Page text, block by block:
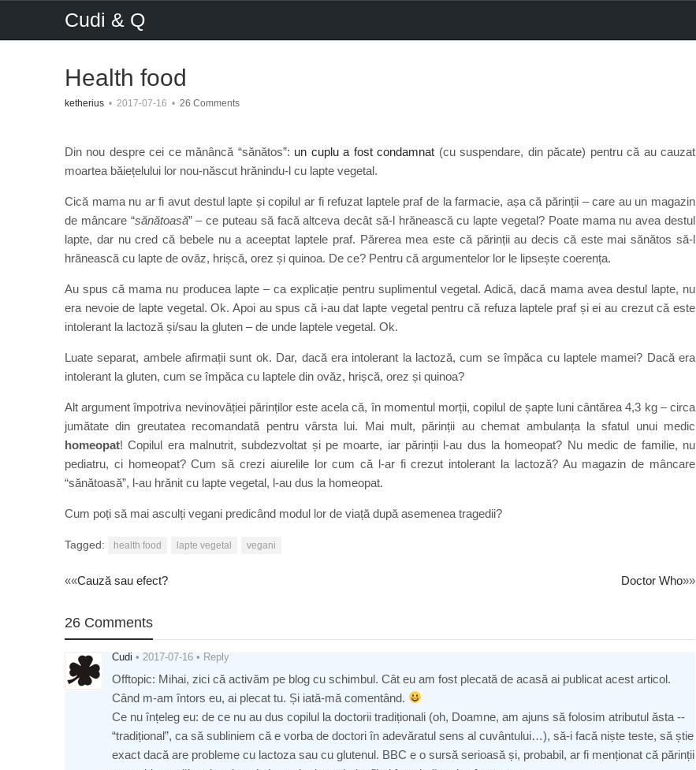
Cudi & Q
Health food
ketherius • 2017-07-16 • 26 Comments
Din nou despre cei ce mănâncă “sănătos”: un cuplu a fost condamnat (cu suspendare, din păcate) pentru că au cauzat
moartea băiețelului lor nou-născut hrănindu-l cu lapte vegetal.
Cică mama nu ar fi avut destul lapte și copilul ar fi refuzat laptele praf de la farmacie, așa că părinții – care au un magazin
de mâncare “sănătoasă” – ce puteau să facă altceva decât să-l hrănească cu lapte vegetal? Poate mama nu avea destul
lapte, dar nu cred că bebele nu a aceeptat laptele praf. Părerea mea este că părinții au decis că este mai sănătos să-l
hrănească cu lapte de ovăz, hrișcă, orez și quinoa. De ce? Pentru că argumentelor lor le lipsește coerența.
Au spus că mama nu producea lapte – ca explicație pentru suplimentul vegetal. Adică, dacă mama avea destul lapte, nu
era nevoie de lapte vegetal. Ok. Apoi au spus că i-au dat lapte vegetal pentru că refuza laptele praf și ei au crezut că este
intolerant la lactoză și/sau la gluten – de unde laptele vegetal. Ok.
Luate separat, ambele afirmații sunt ok. Dar, dacă era intolerant la lactoză, cum se împăca cu laptele mamei? Dacă era
intolerant la gluten, cum se împăca cu laptele din ovăz, hrișcă, orez și quinoa?
Alt argument împotriva nevinovăției părinților este acela că, în momentul morții, copilul de șapte luni cântărea 4,3 kg – circa
jumătate din greutatea recomandată pentru vârsta lui. Mai mult, părinții au chemat ambulanța la sfatul unui medic
homeopat! Copilul era malnutrit, subdezvoltat și pe moarte, iar părinții l-au dus la homeopat? Nu medic de familie, nu
pediatru, ci homeopat? Cum să crezi aiurelile lor cum că l-ar fi crezut intolerant la lactoză? Au magazin de mâncare
“sănătoasă”, l-au hrănit cu lapte vegetal, l-au dus la homeopat.
Cum poți să mai asculți vegani predicând modul lor de viață după asemenea tragedii?
Tagged: health food lapte vegetal vegani
Post
navigation
««Cauză sau efect? Doctor Who»»
26 Comments
Cudi • 2017-07-16 • Reply
Offtopic: Mihai, zici că activăm pe blog cu schimbul. Cât eu am fost plecată de acasă ai publicat acest articol.
Când m-am întors eu, ai plecat tu. Și iată-mă comentând.
Ce nu înțeleg eu: de ce nu au dus copilul la doctorii tradiționali (oh, Doamne, am ajuns să folosim atributul ăsta --
“tradițional”, ca să subliniem că e vorba de doctori în adevăratul sens al cuvântului…), să-i facă niște teste, să știe
exact dacă are probleme cu lactoza sau cu glutenul. BBC e o sursă serioasă și, probabil, ar fi menționat că părinții